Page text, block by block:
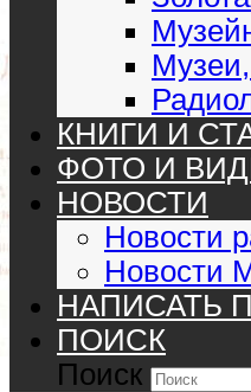
КНИГИ И
ФОТО И
НОВОСТИ
Новости
Новости
НАПИСАТЬ
ПОИСК
Поиск